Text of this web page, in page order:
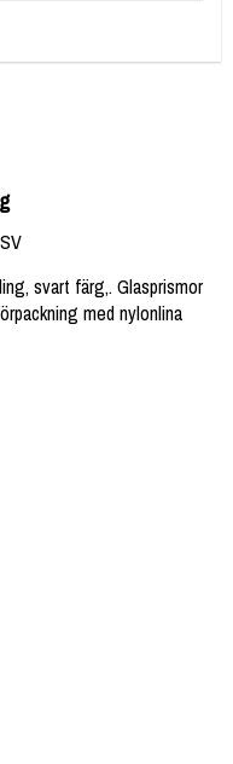
svart färg,. Glasprismor
med nylonlina